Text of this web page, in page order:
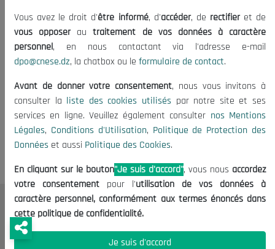
Le CNESE
A Propos
Vous avez le droit d'être informé, d'accéder, de rectifieret de
vous opposerautraitement de vos données à caractère
personnel, en nous contactant via l'adresse e-mail
dpo@cnese.dz, la chatbox ou le formulaire de contact.
Avant de donner votre consentement, nous vous invitons à
consulter la liste des cookies utilisés par notre site et ses
services en ligne. Veuillez également consulter nos Mentions
Légales, Conditions d'Utilisation, Politique de Protection des
Données et aussi Politique des Cookies.
En cliquant sur le bouton"Je suis d'accord", vous nous accordez
votre consentement pour l'utilisation de vos données à
caractère personnel, conformément aux termes énoncés dans
cette politique de confidentialité.
Je suis d'accord